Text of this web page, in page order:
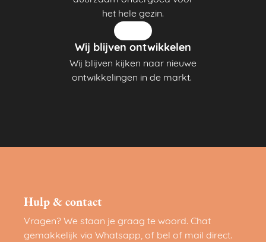
het hele gezin.
Wij blijven ontwikkelen
Wij blijven kijken naar nieuwe
ontwikkelingen in de markt.
Hulp & contact
Vragen? We staan je graag te woord. Chat
gemakkelijk via Whatsapp, of bel of mail direct.